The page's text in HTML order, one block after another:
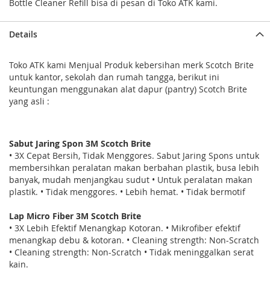
Bottle Cleaner Refill bisa di pesan di Toko ATK kami.
Details
Toko ATK kami Menjual Produk kebersihan merk Scotch Brite
untuk kantor, sekolah dan rumah tangga, berikut ini
keuntungan menggunakan alat dapur (pantry) Scotch Brite
yang asli :
Sabut Jaring Spon 3M Scotch Brite
• 3X Cepat Bersih, Tidak Menggores. Sabut Jaring Spons untuk
membersihkan peralatan makan berbahan plastik, busa lebih
banyak, mudah menjangkau sudut • Untuk peralatan makan
plastik. • Tidak menggores. • Lebih hemat. • Tidak bermotif
Lap Micro Fiber 3M Scotch Brite
• 3X Lebih Efektif Menangkap Kotoran. • Mikrofiber efektif
menangkap debu & kotoran. • Cleaning strength: Non-Scratch
• Cleaning strength: Non-Scratch • Tidak meninggalkan serat
kain.